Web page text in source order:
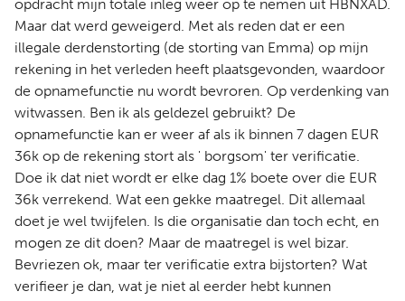
opdracht mijn totale inleg weer op te nemen uit HBNXAD.
Maar dat werd geweigerd. Met als reden dat er een
illegale derdenstorting (de storting van Emma) op mijn
rekening in het verleden heeft plaatsgevonden, waardoor
de opnamefunctie nu wordt bevroren. Op verdenking van
witwassen. Ben ik als geldezel gebruikt? De
opnamefunctie kan er weer af als ik binnen 7 dagen EUR
36k op de rekening stort als ' borgsom' ter verificatie.
Doe ik dat niet wordt er elke dag 1% boete over die EUR
36k verrekend. Wat een gekke maatregel. Dit allemaal
doet je wel twijfelen. Is die organisatie dan toch echt, en
mogen ze dit doen? Maar de maatregel is wel bizar.
Bevriezen ok, maar ter verificatie extra bijstorten? Wat
verifieer je dan, wat je niet al eerder hebt kunnen